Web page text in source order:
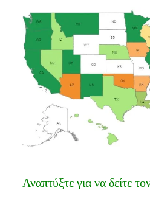
Αναπτύξτε για να δείτε